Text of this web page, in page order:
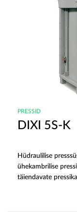
PRESSID
DIXI 5S-K
Hüdraulilise
ühekambrilise
täiendavate